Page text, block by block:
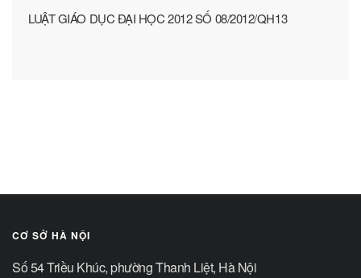
LUẬT GIÁO DỤC ĐẠI HỌC 2012 SỐ 08/2012/QH13
CƠ SỞ HÀ NỘI
Số 54 Triều Khúc, phường Thanh Liệt, Hà Nội